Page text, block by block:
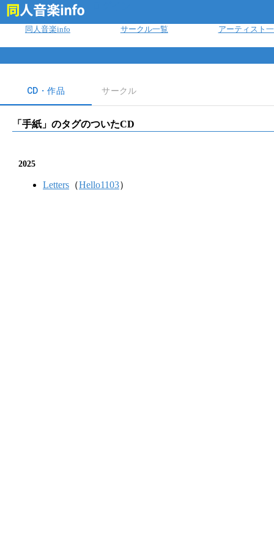
同人音楽info サークル一覧 アーティスト
CD・作品 サークル
「 手紙 」のタグのついたCD
2025
Letters （Hello1103）